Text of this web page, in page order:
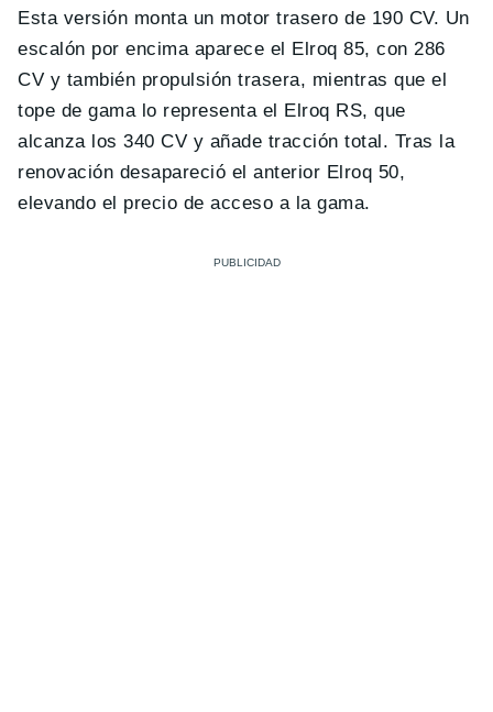
Esta versión monta un motor trasero de 190 CV. Un
escalón por encima aparece el Elroq 85, con 286
CV y también propulsión trasera, mientras que el
tope de gama lo representa el Elroq RS, que
alcanza los 340 CV y añade tracción total. Tras la
renovación desapareció el anterior Elroq 50,
elevando el precio de acceso a la gama.